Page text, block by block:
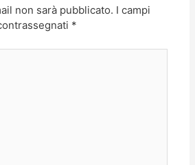
non sarà pubblicato. I campi
*